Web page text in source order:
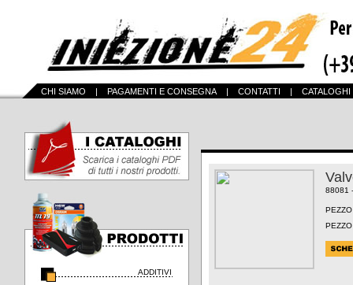
CHI SIAMO | PAGAMENTI E CONSEGNA| CONTATTI | CATALOGHI
ADDITIVI
88081